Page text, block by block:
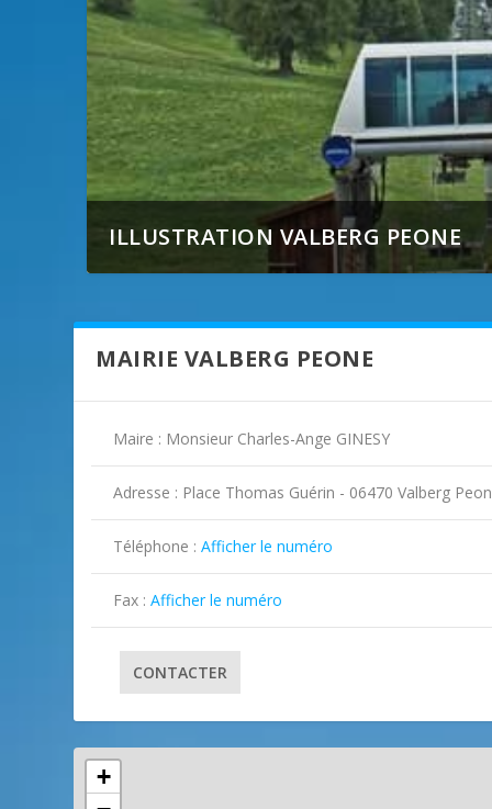
ILLUSTRATION VALBERG PEONE
ILLUSTRATION VALBERG PEONE (
ILLUSTRATION VALBERG PEONE (
ILLUSTRATION VALBERG PEONE (
ILLUSTRATION VALBERG PEONE (
ILLUSTRATION VALBERG PEONE (
ILLUSTRATION VALBERG PEONE (
ILLUSTRATION VALBERG PEONE (
ILLUSTRATION VALBERG PEONE (
ILLUSTRATION VALBERG PEONE (
ILLUSTRATION VALBERG PEONE (
ILLUSTRATION VALBERG PEONE (
MAIRIE VALBERG PEONE
Maire : Monsieur Charles-Ange GINESY
Adresse : Place Thomas Guérin - 06470 Valberg
Téléphone :Afficher le numéro
Fax :Afficher le numéro
CONTACTER
+